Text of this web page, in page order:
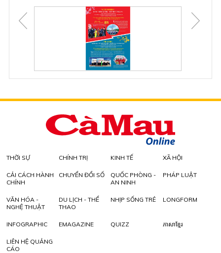
THỜI SỰ CHÍNH TRỊ KINH TẾ XÃ HỘI
CẢI CÁCH HÀNH
CHÍNH
CHUYỂN ĐỔI SỐ
QUỐC PHÒNG -
AN NINH
PHÁP LUẬT
VĂN HÓA -
NGHỆ THUẬT
DU LỊCH - THỂ
THAO
NHỊP SỐNG TRẺ LONGFORM
INFOGRAPHIC EMAGAZINE QUIZZ ភាសាខ្មែរ
LIÊN HỆ QUẢNG
CÁO